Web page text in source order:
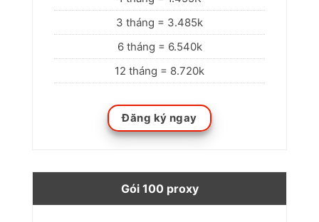
3 tháng = 3.485k
6 tháng = 6.540k
12 tháng = 8.720k
Đăng ký ngay
Gói 100 proxy